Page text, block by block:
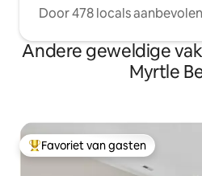
Door 478 locals aanbevolen
Andere geweldige
Myrtle
Topfavoriet van gasten
Favoriet van gasten